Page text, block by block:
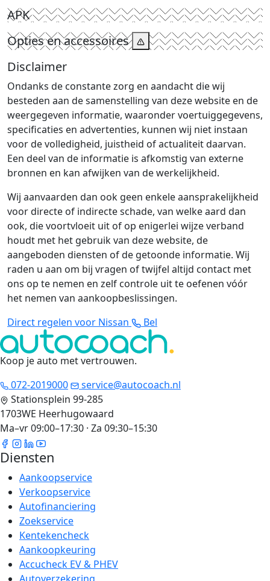
APK
Opties en accessoires
Disclaimer
Ondanks de constante zorg en aandacht die wij
besteden aan de samenstelling van deze website en de
weergegeven informatie, waaronder voertuiggegevens,
specificaties en advertenties, kunnen wij niet instaan
voor de volledigheid, juistheid of actualiteit daarvan.
Een deel van de informatie is afkomstig van externe
bronnen en kan afwijken van de werkelijkheid.
Wij aanvaarden dan ook geen enkele aansprakelijkheid
voor directe of indirecte schade, van welke aard dan
ook, die voortvloeit uit of op enigerlei wijze verband
houdt met het gebruik van deze website, de
aangeboden diensten of de getoonde informatie. Wij
raden u aan om bij vragen of twijfel altijd contact met
ons op te nemen en zelf controle uit te oefenen vóór
het nemen van aankoopbeslissingen.
Direct regelen voor Nissan
Bel
Koop je auto met vertrouwen.
072-2019000
service@autocoach.nl
Stationsplein 99-285
1703WE Heerhugowaard
Ma–vr 09:00–17:30 · Za 09:30–15:30
Diensten
Aankoopservice
Verkoopservice
Autofinanciering
Zoekservice
Kentekencheck
Aankoopkeuring
Accucheck EV & PHEV